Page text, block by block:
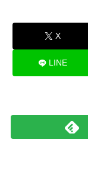
X
LINE